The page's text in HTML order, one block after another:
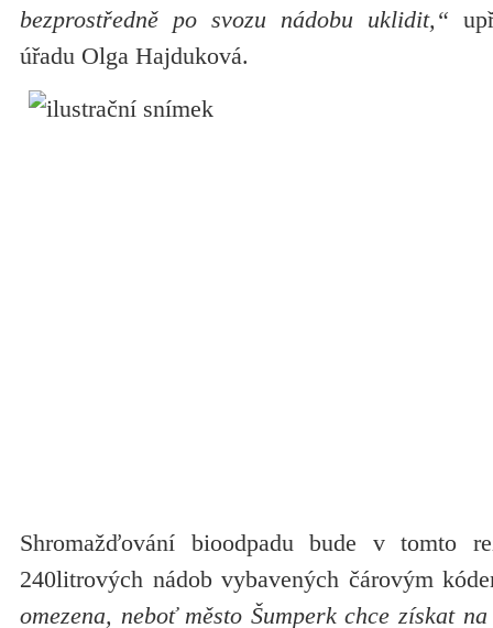
bezprostředně po svozu nádobu uklidit,“
úřadu Olga Hajduková.
Shromažďování bioodpadu bude v tomto
240litrových nádob vybavených čárovým
omezena, neboť město Šumperk chce získat